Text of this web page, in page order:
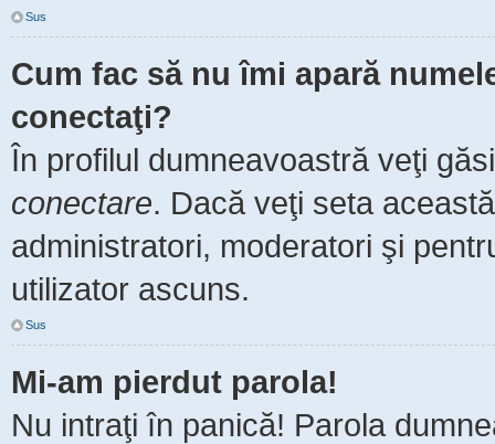
Sus
Cum fac să nu îmi apară
conectaţi?
În profilul dumneavoastră veţi
conectare. Dacă veţi seta
administratori, moderatori şi
utilizator ascuns.
Sus
Mi-am pierdut parola!
Nu intraţi în panică! Parola